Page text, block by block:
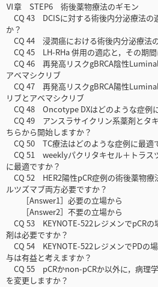
Ⅵ章 STEP6 術後薬物療法のギモン
CQ 43 DCISに対する術後内分泌療法の
か？
CQ 44 浸潤癌における術後内分泌療法
CQ 45 LH-RHa 併用の適応と，その期
CQ 46 再発高リスクgBRCA陰性
アベマシクリブ
CQ 47 再発高リスクgBRCA陽性
リブとアベマシクリブ
CQ 48 Oncotype DXはどのような症例
CQ 49 アンスラサイクリン系薬剤とタ
ちらから開始しますか？
CQ 50 TC療法はどのような症例に最適
CQ 51 weeklyパクリタキセル＋トラス
に最適ですか？
CQ 52 HER2陽性pCR症例の術後薬物療
ルツズマブ両方必要ですか？
［Answer1］必要の立場から
［Answer2］不要の立場から
CQ 53 KEYNOTE-522レジメンでpCRの
剤は必要ですか？
CQ 54 KEYNOTE-522レジメンでPDの
与は有益と考えますか？
CQ 55 pCRかnon-pCRか以外に，病理
を変更しますか？